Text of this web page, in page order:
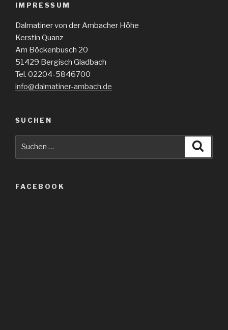
IMPRESSUM
Dalmatiner von der Ambacher Höhe
Kerstin Quanz
Am Böckenbusch 20
51429 Bergisch Gladbach
Tel. 02204-5846700
info@dalmatiner-ambach.de
SUCHEN
FACEBOOK